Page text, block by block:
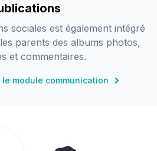
sociales est également intégré
parents des albums photos,
et commentaires.
le module communication